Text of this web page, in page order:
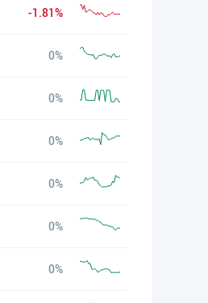
-1.81%
0%
0%
0%
0%
0%
0%